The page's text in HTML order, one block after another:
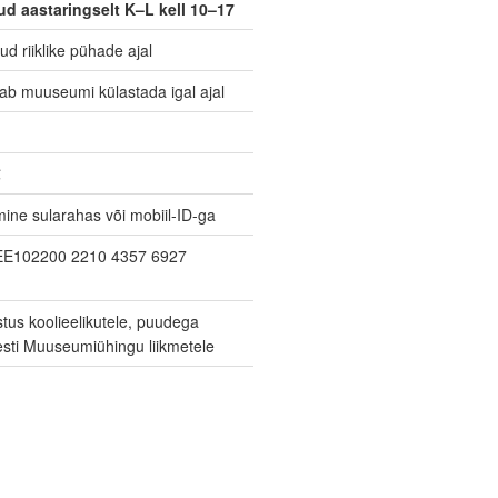
aastaringselt K–L kell 10–17
riiklike pühade ajal
muuseumi külastada igal ajal
sularahas või mobiil-ID-ga
2210 4357 6927
koolieelikutele, puudega
Muuseumiühingu liikmetele